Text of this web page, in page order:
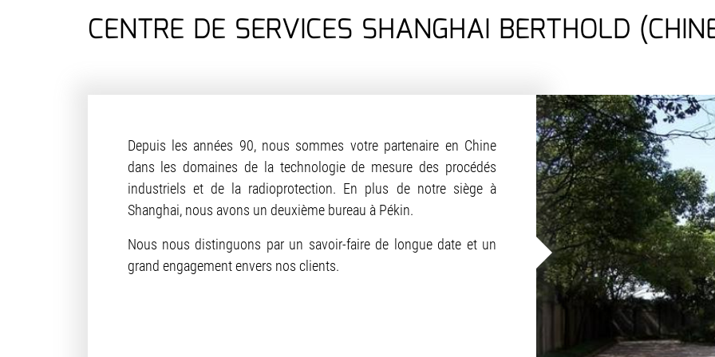
CENTRE DE SERVICES SHANGHAI BERTHOLD
Depuis les années 90, nous sommes votre partenaire en Chine
dans les domaines de la technologie de mesure des procédés
industriels et de la radioprotection. En plus de notre siège à
Shanghai, nous avons un deuxième bureau à Pékin.
Nous nous distinguons par un savoir-faire de longue date et un
grand engagement envers nos clients.